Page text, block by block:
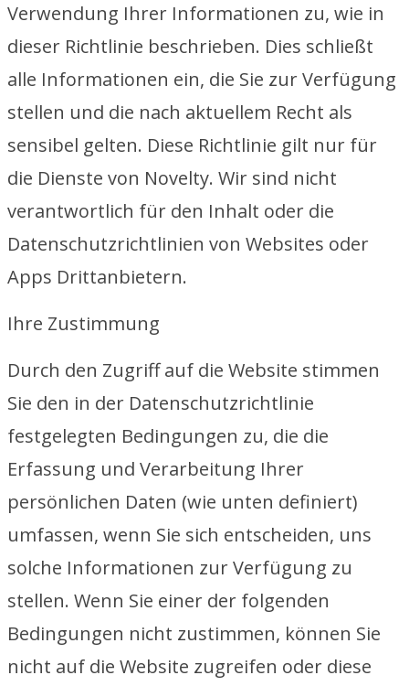
Verwendung Ihrer Informationen zu, wie in
dieser Richtlinie beschrieben. Dies schließt
alle Informationen ein, die Sie zur Verfügung
stellen und die nach aktuellem Recht als
sensibel gelten. Diese Richtlinie gilt nur für
die Dienste von Novelty. Wir sind nicht
verantwortlich für den Inhalt oder die
Datenschutzrichtlinien von Websites oder
Apps Drittanbietern.
Ihre Zustimmung
Durch den Zugriff auf die Website stimmen
Sie den in der Datenschutzrichtlinie
festgelegten Bedingungen zu, die die
Erfassung und Verarbeitung Ihrer
persönlichen Daten (wie unten definiert)
umfassen, wenn Sie sich entscheiden, uns
solche Informationen zur Verfügung zu
stellen. Wenn Sie einer der folgenden
Bedingungen nicht zustimmen, können Sie
nicht auf die Website zugreifen oder diese